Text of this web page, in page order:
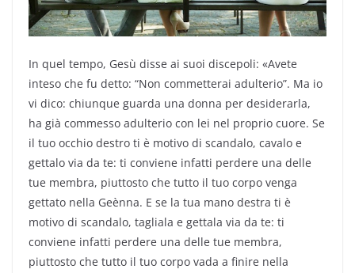
In quel tempo, Gesù disse ai suoi discepoli: «Avete
inteso che fu detto: “Non commetterai adulterio”. Ma io
vi dico: chiunque guarda una donna per desiderarla,
ha già commesso adulterio con lei nel proprio cuore. Se
il tuo occhio destro ti è motivo di scandalo, cavalo e
gettalo via da te: ti conviene infatti perdere una delle
tue membra, piuttosto che tutto il tuo corpo venga
gettato nella Geènna. E se la tua mano destra ti è
motivo di scandalo, tagliala e gettala via da te: ti
conviene infatti perdere una delle tue membra,
piuttosto che tutto il tuo corpo vada a finire nella